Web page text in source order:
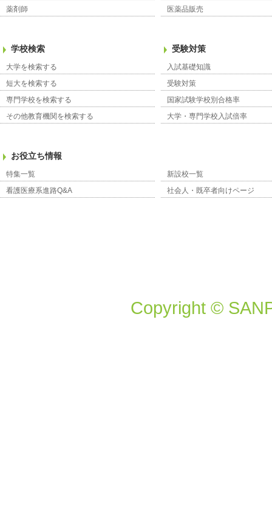
薬剤師
医薬品販売
学校検索
大学を検索する
短大を検索する
専門学校を検索する
その他教育機関を検索する
受験対策
入試基礎知識
受験対策
国家試験学校別合格率
大学・専門学校入試倍率
お役立ち情報
特集一覧
新設校一覧
看護医療系進路Q&A
社会人・既卒者向けページ
Copyright ©